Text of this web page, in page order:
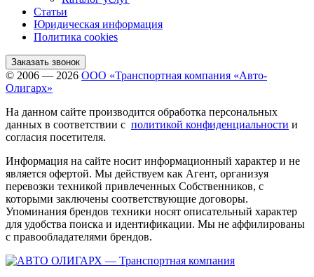
Статьи
Юридическая информация
Политика cookies
Заказать звонок
© 2006 — 2026 ООО «Транспортная компания «Авто-
Олигарх»
На данном сайте производится обработка персональных
данных в соответствии с политикой конфиденциальности и
согласия посетителя.
Информация на сайте носит информационный характер и не
является офертой. Мы действуем как Агент, организуя
перевозки техникой привлеченных Собственников, с
которыми заключены соответствующие договоры.
Упоминания брендов техники носят описательный характер
для удобства поиска и идентификации. Мы не аффилированы
с правообладателями брендов.